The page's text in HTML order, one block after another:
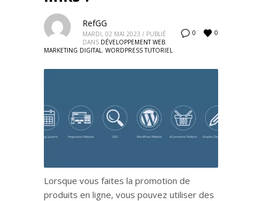
0 0
RefGG
MARDI, 02 MAI 2023 / PUBLIÉ
DANS DÉVELOPPEMENT WEB,
MARKETING DIGITAL, WORDPRESS TUTORIEL
Lorsque vous faites la promotion de
produits en ligne, vous pouvez utiliser des